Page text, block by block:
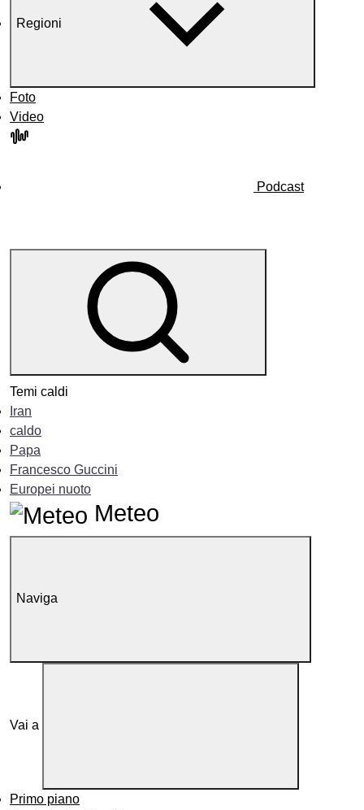
Regioni
Foto
Video
Podcast
Temi caldi
Iran
caldo
Papa
Francesco Guccini
Europei nuoto
Meteo
Naviga
Vai a
Primo piano